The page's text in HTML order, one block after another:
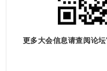
更多大会信息请查阅论